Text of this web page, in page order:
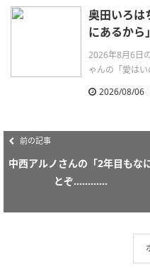
奥田いろは
にあるから」
2026年8月6日
ゃんの「愛は
2026/08/06
前の記事
中西アルノさんの「2年目もな
とぞ………...